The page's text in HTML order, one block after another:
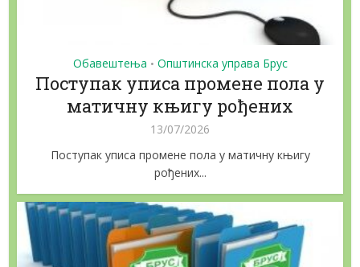
Обавештења • Општинска управа Брус
Поступак уписа промене пола у
матичну књигу рођених
13/07/2026
Поступак уписа промене пола у матичну књигу
рођених...